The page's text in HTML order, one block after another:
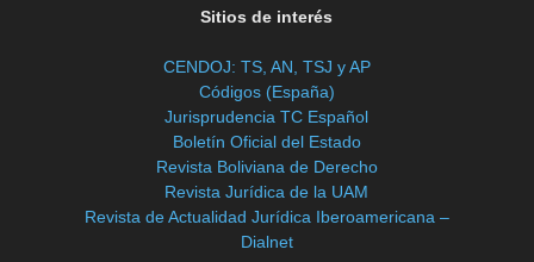
Sitios de interés
CENDOJ: TS, AN, TSJ y AP
Códigos (España)
Jurisprudencia TC Español
Boletín Oficial del Estado
Revista Boliviana de Derecho
Revista Jurídica de la UAM
Revista de Actualidad Jurídica Iberoamericana –
Dialnet